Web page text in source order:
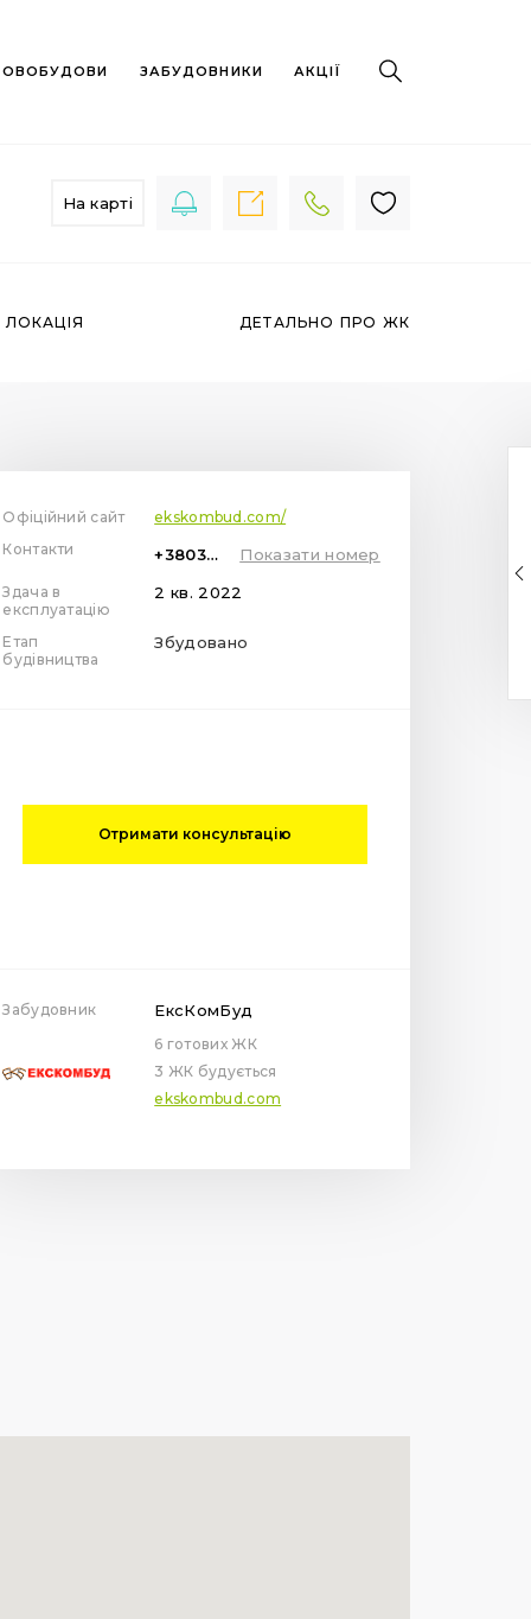
ЗАБУДОВНИКИ АКЦІЇ
На карті
ЛОКАЦІЯ ДЕТАЛЬНО ПРО ЖК
Офіційний сайт
ekskombud.com/
Контакти
+380322454787 Показати номер
Здача в
експлуатацію
2 кв. 2022
Етап
будівництва
Збудовано
Отримати консультацію
Забудовник ЕксКомБуд
6 готових ЖК
3 ЖК будується
ekskombud.com